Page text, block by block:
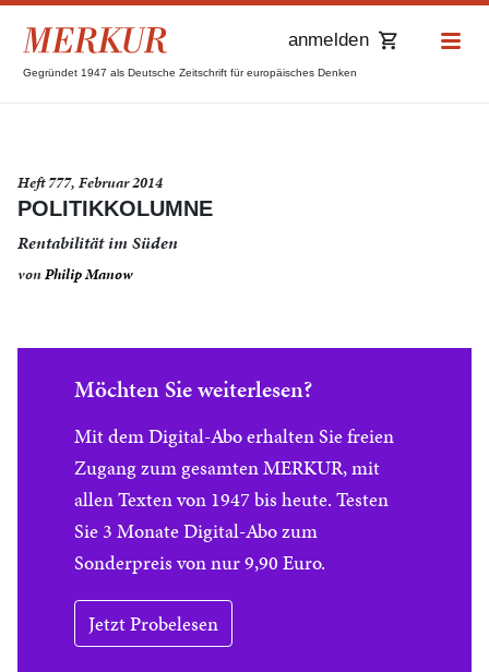
Gegründet 1947 als Deutsche Zeitschrift für europäisches Denken
anmelden
Heft 777, Februar 2014
POLITIKKOLUMNE
Rentabilität im Süden
vonPhilip Manow
Möchten Sie weiterlesen?
Mit dem Digital-Abo erhalten Sie freien
Zugang zum gesamten MERKUR, mit
allen Texten von 1947 bis heute. Testen
Sie 3 Monate Digital-Abo zum
Sonderpreis von nur 9,90 Euro.
Jetzt Probelesen